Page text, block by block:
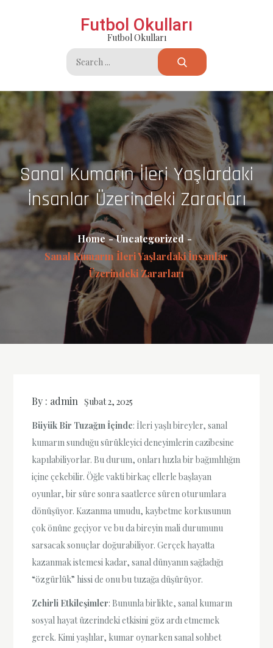
Futbol Okulları
Futbol Okulları
Search
for:
Sanal Kumarın İleri Yaşlardaki
İnsanlar Üzerindeki Zararları
Home
Uncategorized
Sanal Kumarın İleri Yaşlardaki İnsanlar
Üzerindeki Zararları
By : admin Şubat 2, 2025
Büyük Bir Tuzağın İçinde: İleri yaşlı bireyler, sanal
kumarın sunduğu sürükleyici deneyimlerin cazibesine
kapılabiliyorlar. Bu durum, onları hızla bir bağımlılığın
içine çekebilir. Öğle vakti birkaç ellerle başlayan
oyunlar, bir süre sonra saatlerce süren oturumlara
dönüşüyor. Kazanma umudu, kaybetme korkusunun
çok önüne geçiyor ve bu da bireyin mali durumunu
sarsacak sonuçlar doğurabiliyor. Gerçek hayatta
kazanmak istemesi kadar, sanal dünyanın sağladığı
“özgürlük” hissi de onu bu tuzağa düşürüyor.
Zehirli Etkileşimler: Bununla birlikte, sanal kumarın
sosyal hayat üzerindeki etkisini göz ardı etmemek
gerek. Kimi yaşlılar, kumar oynarken sanal sohbet